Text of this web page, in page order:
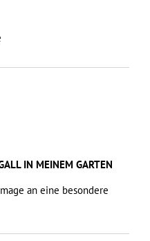
IN MEINEM GARTEN
an eine besondere